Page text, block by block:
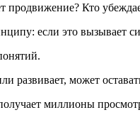
продвижение? Кто
если это вызывает
развивает, может
миллионы